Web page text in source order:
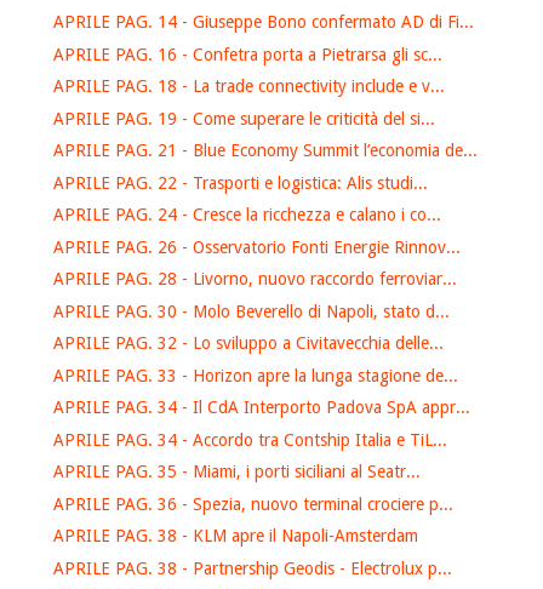
APRILE PAG. 14 - Giuseppe Bono confermato AD di Fi...
APRILE PAG. 16 - Confetra porta a Pietrarsa gli sc...
APRILE PAG. 18 - La trade connectivity include e v...
APRILE PAG. 19 - Come superare le criticità del si...
APRILE PAG. 21 - Blue Economy Summit l’economia de...
APRILE PAG. 22 - Trasporti e logistica: Alis studi...
APRILE PAG. 24 - Cresce la ricchezza e calano i co...
APRILE PAG. 26 - Osservatorio Fonti Energie Rinnov...
APRILE PAG. 28 - Livorno, nuovo raccordo ferroviar...
APRILE PAG. 30 - Molo Beverello di Napoli, stato d...
APRILE PAG. 32 - Lo sviluppo a Civitavecchia delle...
APRILE PAG. 33 - Horizon apre la lunga stagione de...
APRILE PAG. 34 - Il CdA Interporto Padova SpA appr...
APRILE PAG. 34 - Accordo tra Contship Italia e TiL...
APRILE PAG. 35 - Miami, i porti siciliani al Seatr...
APRILE PAG. 36 - Spezia, nuovo terminal crociere p...
APRILE PAG. 38 - KLM apre il Napoli-Amsterdam
APRILE PAG. 38 - Partnership Geodis - Electrolux p...